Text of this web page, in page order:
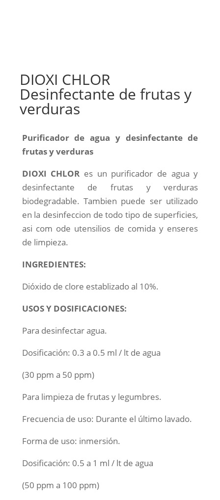
DIOXI CHLOR
Desinfectante de frutas y
verduras
Puriﬁcador de agua y desinfectante de
frutas y verduras
DIOXI CHLOR es un purificador de agua y
desinfectante de frutas y verduras
biodegradable. Tambien puede ser utilizado
en la desinfeccion de todo tipo de superficies,
asi com ode utensilios de comida y enseres
de limpieza.
INGREDIENTES:
Dióxido de clore establizado al 10%.
USOS Y DOSIFICACIONES:
Para desinfectar agua.
Dosificación: 0.3 a 0.5 ml / lt de agua
(30 ppm a 50 ppm)
Para limpieza de frutas y legumbres.
Frecuencia de uso: Durante el último lavado.
Forma de uso: inmersión.
Dosificación: 0.5 a 1 ml / lt de agua
(50 ppm a 100 ppm)